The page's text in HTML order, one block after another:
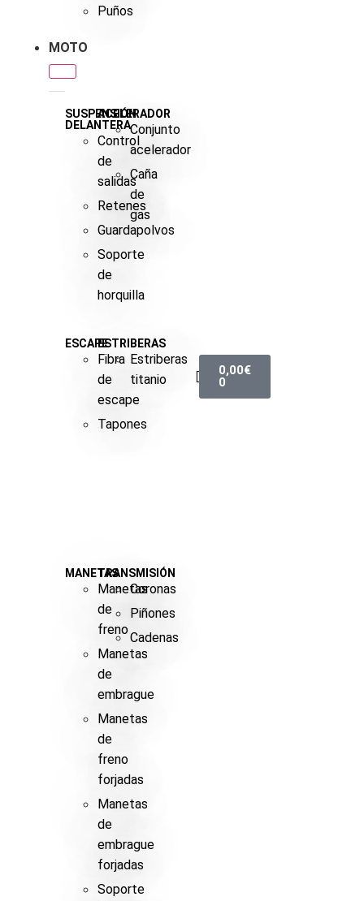
Puños
MOTO
SUSPENSIÓN
DELANTERA
Control
de
salidas
Retenes
Guardapolvos
Soporte
de
horquilla
ACELERADOR
Conjunto
acelerador
Caña
de
gas
ESCAPE
Fibra
de
escape
Tapones
ESTRIBERAS
Estriberas
titanio
MANETAS
Manetas
de
freno
Manetas
de
embrague
Manetas
de
freno
forjadas
Manetas
de
embrague
forjadas
Soporte
TRANSMISIÓN
Coronas
Piñones
Cadenas
0,00€
0